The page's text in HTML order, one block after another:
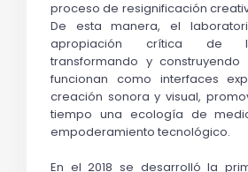
proceso de resignificación
De esta manera, el
apropiación crítica de
transformando y construyendo
funcionan como interfaces
creación sonora y visual,
tiempo una ecología de
empoderamiento tecnológico.
En el 2018 se desarrolló la